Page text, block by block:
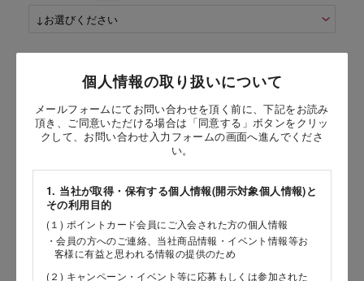
個人情報の取り扱いについて
メールフォームにてお問い合わせを頂く前に、下記をお読み
頂き、ご同意いただける場合は「同意する」ボタンをクリッ
クして、お問い合わせ入力フォームの画面へ進んでくださ
い。
1. 当社が取得・保有する個人情報(開示対象個人情報)と
その利用目的
(１) ポイントカード会員にご入会された方の個人情報
・会員の方へのご連絡、当社商品情報・イベント情報等お
客様に有益と思われる情報の提供のため
(２) キャンペーン・イベント等に応募もしくは参加された
かわいいパンダちゃんデコレーション16cm
お問い合わせ時氏名
［名］
（全角で入力してください）
お問い合わせ時氏名（カナ）